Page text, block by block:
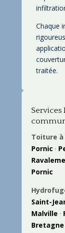
Chaque
traitée.
Services
Toiture à
Pornic ·
Pornic
Saint-
Malville ·
Bretagne